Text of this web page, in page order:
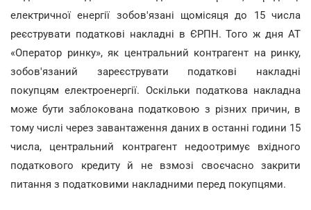
електричної енергії зобов'язані щомісяця до 15 числа
реєструвати податкові накладні в ЄРПН. Того ж дня АТ
«Оператор ринку», як центральний контрагент на ринку,
зобов'язаний зареєструвати податкові накладні
покупцям електроенергії. Оскільки податкова накладна
може бути заблокована податковою з різних причин, в
тому числі через завантаження даних в останні години 15
числа, центральний контрагент недоотримує вхідного
податкового кредиту й не взмозі своєчасно закрити
питання з податковими накладними перед покупцями.